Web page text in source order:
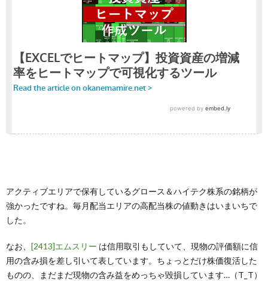
アクティブエリアで保有しているグロース＆ハイテク株系の銘柄が
強かったですね。毎月配当エリアの高配当株の値動きはいまいちで
した。
なお、 [2413]エムスリー は信用取引もしていて、現物の評価額に信
用の含み損を差し引いて表しています。ちょっとだけ株価復活した
ものの、まだまだ現物の含み益をめっちゃ毀損しています…（T_T）